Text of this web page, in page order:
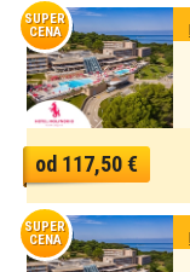
SUPER
CENA
od 117,50 €
SUPER
CENA